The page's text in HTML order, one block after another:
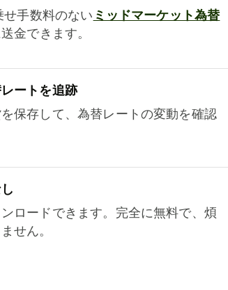
手数料のない ミッドマーケット為替
金できます。
ートを追跡
保存して、為替レートの変動を確認
ロードできます。完全に無料で、煩
せん。